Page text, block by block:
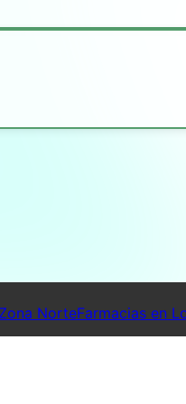
NorteFarmacias en